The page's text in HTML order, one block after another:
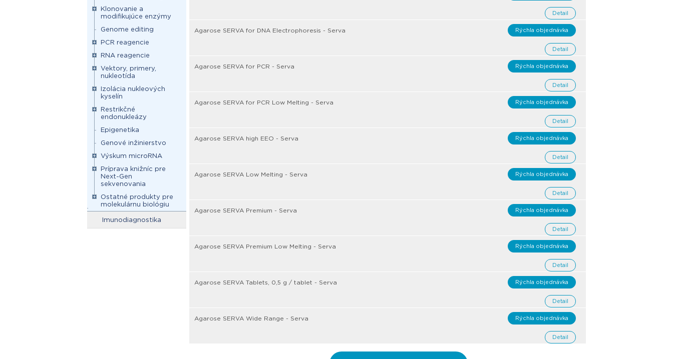
Klonovanie a
modifikujúce enzýmy
Genome editing
PCR reagencie
RNA reagencie
Vektory, primery,
nukleotída
Izolácia nukleových
kyselín
Restrikčné
endonukleázy
Epigenetika
Genové inžinierstvo
Výskum microRNA
Príprava knižníc pre
Next-Gen
sekvenovania
Ostatné produkty pre
molekulárnu biológiu
Imunodiagnostika
Detail
Agarose SERVA for DNA Electrophoresis - Serva Rýchla objednávka
Detail
Agarose SERVA for PCR - Serva Rýchla objednávka
Detail
Agarose SERVA for PCR Low Melting - Serva Rýchla objednávka
Detail
Agarose SERVA high EEO - Serva Rýchla objednávka
Detail
Agarose SERVA Low Melting - Serva Rýchla objednávka
Detail
Agarose SERVA Premium - Serva Rýchla objednávka
Detail
Agarose SERVA Premium Low Melting - Serva Rýchla objednávka
Detail
Agarose SERVA Tablets, 0,5 g / tablet - Serva Rýchla objednávka
Detail
Agarose SERVA Wide Range - Serva Rýchla objednávka
Detail